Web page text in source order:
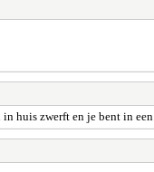
huis zwerft en je bent in